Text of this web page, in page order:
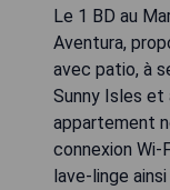
Le 1 BD au
Aventura,
avec patio, à
Sunny Isles et
appartement
connexion Wi-
lave-linge